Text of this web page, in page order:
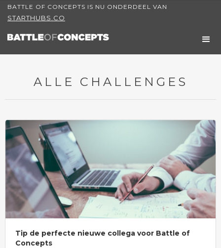
BATTLE OF CONCEPTS IS NU ONDERDEEL VAN
STARTHUBS.CO
ALLE CHALLENGES
Tip de perfecte nieuwe collega voor Battle of
Concepts